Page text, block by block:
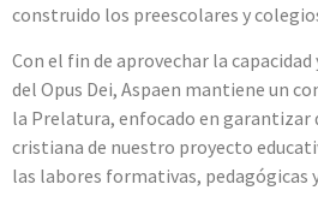
construido los preescolares y
Con el fin de aprovechar la
del Opus Dei, Aspaen mantiene un
la Prelatura, enfocado en garantizar
cristiana de nuestro proyecto
las labores formativas, pedagógicas